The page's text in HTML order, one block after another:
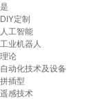
是
DIY定制
人工智能
工业机器人
理论
自动化技术及设备
拼插型
遥感技术